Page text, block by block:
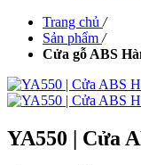
Trang chủ /
Sản phẩm /
Cửa gỗ ABS
YA550 | Cửa